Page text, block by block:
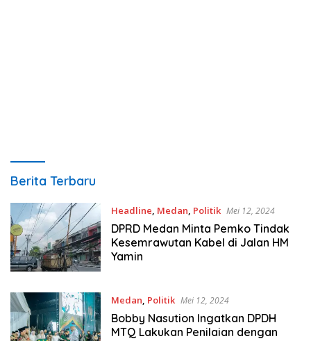
Metropublik.com
Berita Terbaru
Headline, Medan, Politik Mei 12, 2024
DPRD Medan Minta Pemko Tindak
Kesemrawutan Kabel di Jalan HM
Yamin
Medan, Politik Mei 12, 2024
Bobby Nasution Ingatkan DPDH
MTQ Lakukan Penilaian dengan